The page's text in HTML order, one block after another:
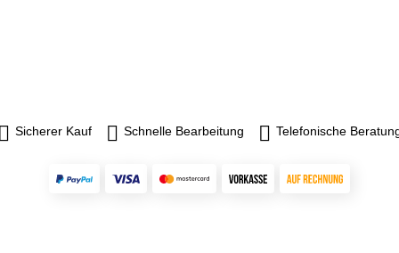
Sicherer Kauf Schnelle Bearbeitung Telefonische